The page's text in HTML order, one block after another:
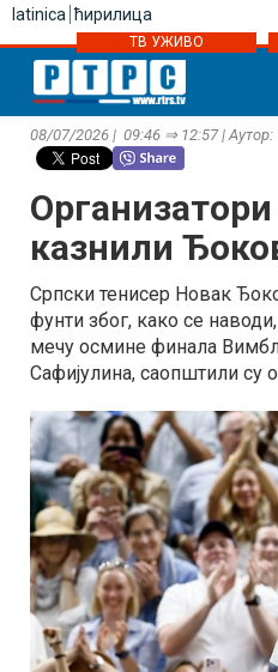
latinica ћирилица
ТВ УЖИВО
08/07/2026 | 09:46 ⇒ 12:57 |
казнили
Српски тенисер Новак
фунти због, како се
мечу осмине финала
Сафијулина, саопштили су